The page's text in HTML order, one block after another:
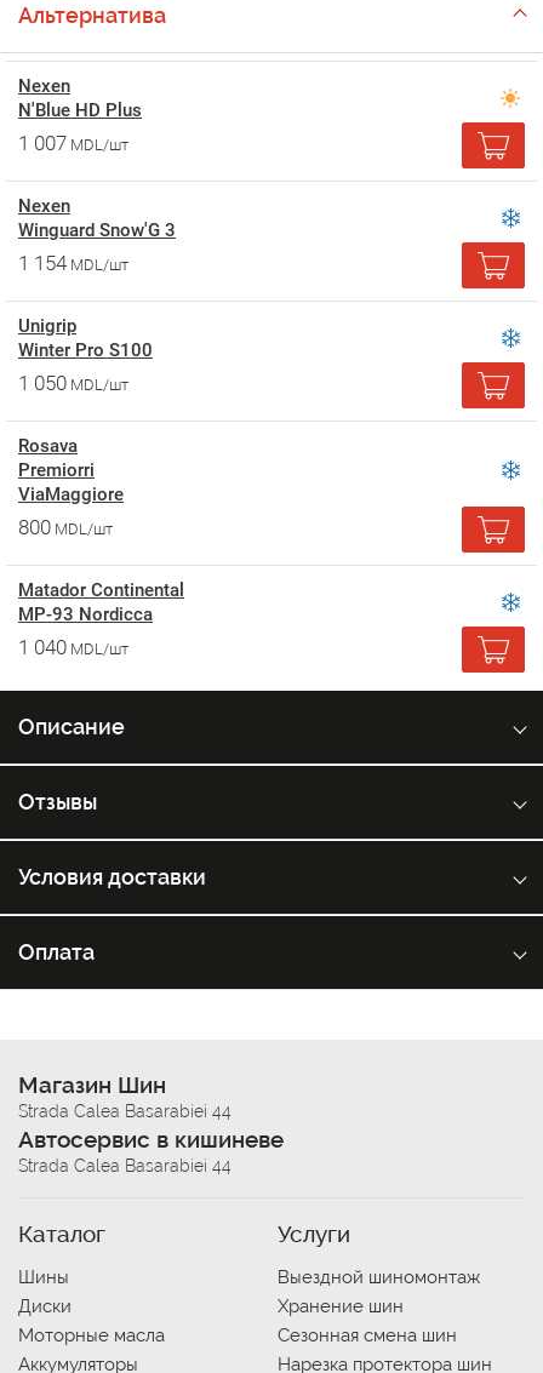
Альтернатива
Nexen
N'Blue HD Plus
1 007 MDL/шт
Nexen
Winguard Snow'G 3
1 154 MDL/шт
Unigrip
Winter Pro S100
1 050 MDL/шт
Rosava
Premiorri
ViaMaggiore
800 MDL/шт
Matador Continental
MP-93 Nordicca
1 040 MDL/шт
Описание
Отзывы
Условия доставки
Оплата
Магазин Шин
Strada Calea Basarabiei 44
Автосервис в кишиневе
Strada Calea Basarabiei 44
Каталог
Шины
Диски
Моторные масла
Аккумуляторы
Услуги
Выездной шиномонтаж
Хранение шин
Сезонная смена шин
Нарезка протектора шин